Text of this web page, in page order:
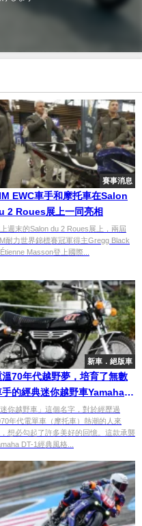
賽事消息
EWC車手和摩托車在Salon
2 Roues展上一同亮相
週末的Salon du 2 Roues展上，兩屆
耐力世界錦標賽冠軍得主Gregg Black
Masson登上國際...
新車．絕版車
溫70年代越野夢，培育了無數
手的經典迷你越野車Yamaha
Trail GT50/80
迷你越野車」這個名字，對於經歷過
年代電單車（摩托車）熱潮的人來
想必勾起了許多美好的回憶。這款承襲
DT-1經典風格...